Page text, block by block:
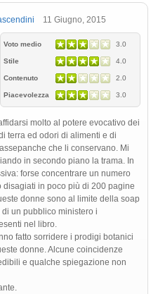
11 Giugno, 2015
Voto medio 3.0
Stile 4.0
Contenuto 2.0
Piacevolezza 3.0
molto al potere evocativo dei
terra ed odori di alimenti e di
che li conservano. Mi
in secondo piano la trama. In
forse concentrare un numero
in poco più di 200 pagine
donne sono al limite della soap
un pubblico ministero i
nel libro.
fatto sorridere i prodigi botanici
donne. Alcune coincidenze
e qualche spiegazione non